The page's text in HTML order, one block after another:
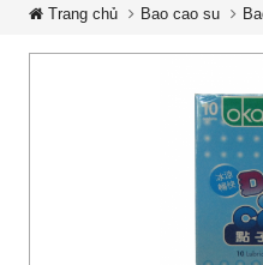
Trang chủ Bao cao su